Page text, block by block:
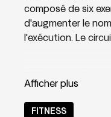
composé de six
d'augmenter le
l'exécution. Le
Niveau: 2
FITNESS